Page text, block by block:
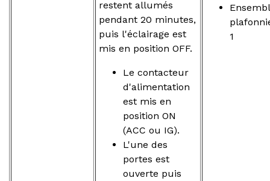
restent allumés
pendant 20 minutes,
puis l'éclairage est
mis en position OFF.
Le contacteur
d'alimentation
est mis en
position ON
(ACC ou IG).
L'une des
portes est
ouverte puis
1